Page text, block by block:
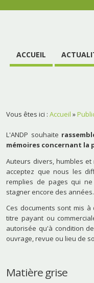
ACCUEIL
Vous êtes ici :Accueil »
L'ANDP souhaite
mémoires concernant
Auteurs divers, humbles
acceptez que nous les
remplies de pages qui
stagner encore des
Ces documents sont mis
titre payant ou
autorisée qu'à condition
ouvrage, revue ou lieu de
Matière grise